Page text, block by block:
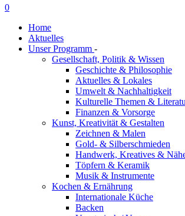
0
Home
Aktuelles
Unser Programm -
Gesellschaft, Politik & Wissen
Geschichte & Philosophie
Aktuelles & Lokales
Umwelt & Nachhaltigkeit
Kulturelle Themen &
Finanzen & Vorsorge
Kunst, Kreativität & Gestalten
Zeichnen & Malen
Gold- & Silberschmieden
Handwerk, Kreatives &
Töpfern & Keramik
Musik & Instrumente
Kochen & Ernährung
Internationale Küche
Backen